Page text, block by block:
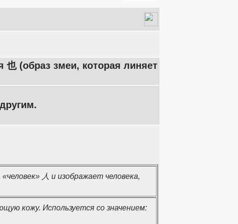
(образ змеи, которая линяет
人 и изображает человека,
кожу. Используется со значением: